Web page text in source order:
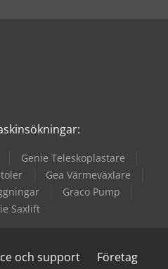
Genie Teleskoplastare
Gea Värmeväxlare
Graco Pump
Saxlift
och support Företag